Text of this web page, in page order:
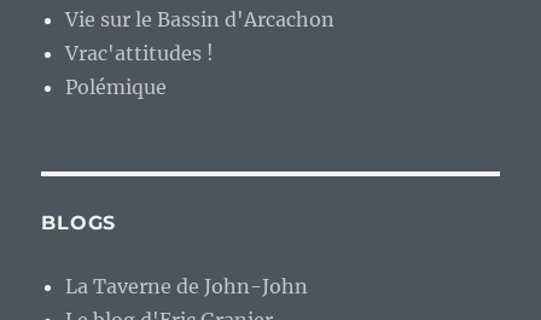
Vie sur le Bassin d'Arcachon
Vrac'attitudes !
Polémique
BLOGS
La Taverne de John-John